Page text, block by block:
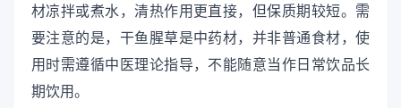
材凉拌或煮水，清热作用更直接，但保质期较短。需
要注意的是，干鱼腥草是中药材，并非普通食材，使
用时需遵循中医理论指导，不能随意当作日常饮品长
期饮用。